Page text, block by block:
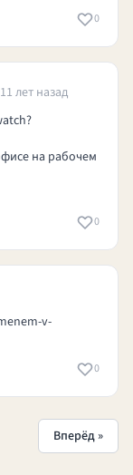
0
11 лет назад
на рабочем
0
v-
0
Вперёд »